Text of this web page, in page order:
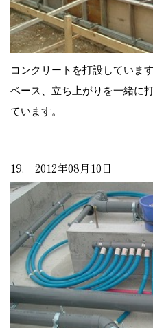
コンクリートを打設しています
ベース、立ち上がりを一緒に
ています。
19. 2012年08月10日